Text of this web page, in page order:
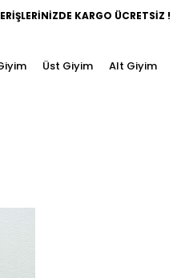
KARGO ÜCRETSİZ !
Üst Giyim Alt Giyim